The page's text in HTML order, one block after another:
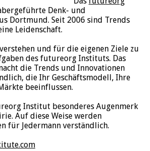
Denk- und
Dortmund. Seit 2006 sind Trends
Leidenschaft.
und für die eigenen Ziele zu
des futureorg Instituts. Das
die Trends und Innovationen
die Ihr Geschäftsmodell, Ihre
beeinflussen.
Institut besonderes Augenmerk
Auf diese Weise werden
für Jedermann verständlich.